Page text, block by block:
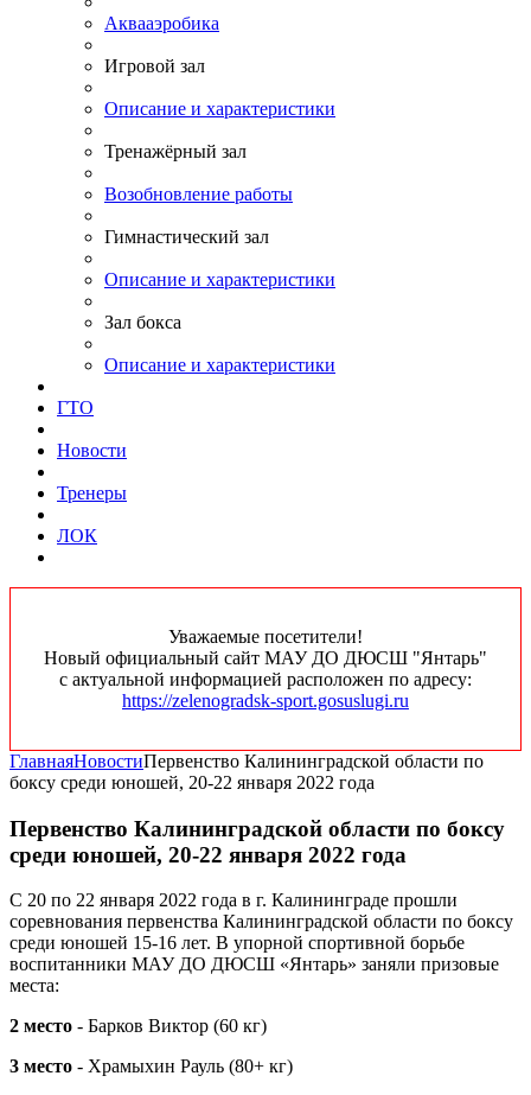
Аквааэробика
Игровой зал
Описание и характеристики
Тренажёрный зал
Возобновление работы
Гимнастический зал
Описание и характеристики
Зал бокса
Описание и характеристики
ГТО
Новости
Тренеры
ЛОК
Уважаемые посетители!
Новый официальный сайт МАУ ДО ДЮСШ "Янтарь"
с актуальной информацией расположен по адресу:
https://zelenogradsk-sport.gosuslugi.ru
ГлавнаяНовостиПервенство Калининградской области по
боксу среди юношей, 20-22 января 2022 года
Первенство Калининградской области по боксу
среди юношей, 20-22 января 2022 года
С 20 по 22 января 2022 года в г. Калининграде прошли
соревнования первенства Калининградской области по боксу
среди юношей 15-16 лет. В упорной спортивной борьбе
воспитанники МАУ ДО ДЮСШ «Янтарь» заняли призовые
места:
2 место - Барков Виктор (60 кг)
3 место - Храмыхин Рауль (80+ кг)